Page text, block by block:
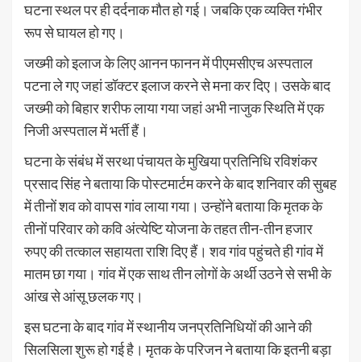
घटना स्थल पर ही दर्दनाक मौत हो गई। जबकि एक व्यक्ति गंभीर
रूप से घायल हो गए।
जख्मी को इलाज के लिए आनन फानन में पीएमसीएच अस्पताल
पटना ले गए जहां डॉक्टर इलाज करने से मना कर दिए। उसके बाद
जख्मी को बिहार शरीफ लाया गया जहां अभी नाजुक स्थिति में एक
निजी अस्पताल में भर्ती हैं।
घटना के संबंध में सरथा पंचायत के मुखिया प्रतिनिधि रविशंकर
प्रसाद सिंह ने बताया कि पोस्टमार्टम करने के बाद शनिवार की सुबह
में तीनों शव को वापस गांव लाया गया। उन्होंने बताया कि मृतक के
तीनों परिवार को कवि अंत्येष्टि योजना के तहत तीन-तीन हजार
रुपए की तत्काल सहायता राशि दिए हैं। शव गांव पहुंचते ही गांव में
मातम छा गया। गांव में एक साथ तीन लोगों के अर्थी उठने से सभी के
आंख से आंसू छलक गए।
इस घटना के बाद गांव में स्थानीय जनप्रतिनिधियों की आने की
सिलसिला शुरू हो गई है। मृतक के परिजन ने बताया कि इतनी बड़ा